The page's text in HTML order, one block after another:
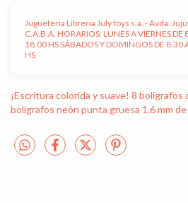
Jugueteria Libreria July toys s.a. - Avda.
C.A.B.A. HORARIOS: LUNES A VIERNES DE
18.00 HS SÁBADOS Y DOMINGOS DE 8.30
HS
¡Escritura colorida y suave! 8 bolígrafos
bolígrafos neón punta gruesa 1.6 mm